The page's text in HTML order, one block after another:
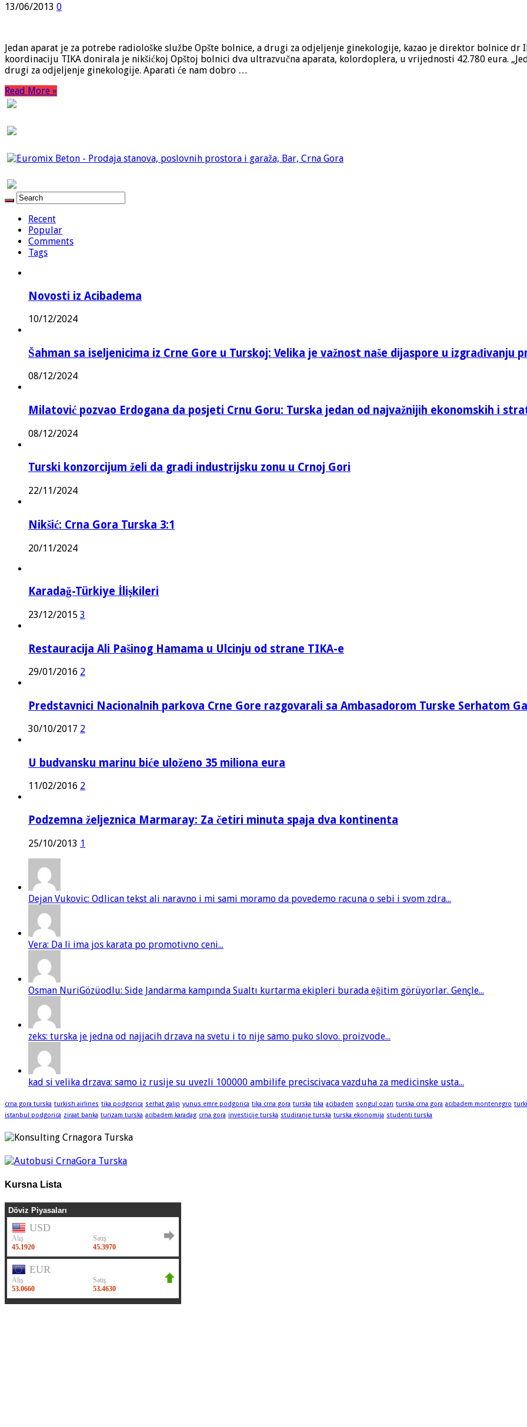
13/06/2013 0
Jedan aparat je za potrebe radiološke službe Opšte bolnice, a drugi za odjeljenje ginekologije, kazao je direktor bolnice dr
koordinaciju TIKA donirala je nikšićkoj Opštoj bolnici dva ultrazvučna aparata, kolordoplera, u vrijednosti 42.780 eura.
drugi za odjeljenje ginekologije. Aparati će nam dobro …
Read More »
Recent
Popular
Comments
Tags
Novosti iz Acibadema
10/12/2024
Šahman sa iseljenicima iz Crne Gore u Turskoj: Velika je važnost naše dijaspore u izgrađivanju
08/12/2024
Milatović pozvao Erdogana da posjeti Crnu Goru: Turska jedan od najvažnijih ekonomskih i
08/12/2024
Turski konzorcijum želi da gradi industrijsku zonu u Crnoj Gori
22/11/2024
Nikšić: Crna Gora Turska 3:1
20/11/2024
Karadağ-Türkiye İlişkileri
23/12/2015 3
Restauracija Ali Pašinog Hamama u Ulcinju od strane TIKA-e
29/01/2016 2
Predstavnici Nacionalnih parkova Crne Gore razgovarali sa Ambasadorom Turske Serhatom
30/10/2017 2
U budvansku marinu biće uloženo 35 miliona eura
11/02/2016 2
Podzemna željeznica Marmaray: Za četiri minuta spaja dva kontinenta
25/10/2013 1
Dejan Vukovic: Odlican tekst ali naravno i mi sami moramo da povedemo racuna o sebi i svom zdra...
Vera: Da li ima jos karata po promotivno ceni...
Osman NuriGözüodlu: Side Jandarma kampında Sualtı kurtarma ekipleri burada eğitim görüyorlar. Gençle...
zeks: turska je jedna od najjacih drzava na svetu i to nije samo puko slovo. proizvode...
kad si velika drzava: samo iz rusije su uvezli 100000 ambilife preciscivaca vazduha za medicinske usta...
crna gora turska turkish airlines tika podgorica serhat galip yunus emre podgorica tika crna gora turska tika acibadem songul ozan turska crna gora acibadem montenegro
istanbul podgorica ziraat banka turizam turska acibadem karadag crna gora investicije turska studiranje turska turska ekonomija studenti turska
Kursna Lista